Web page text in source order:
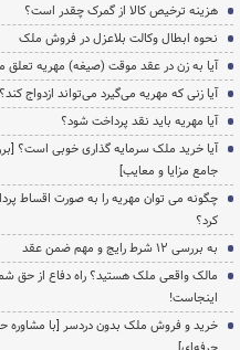
هزینه ترخیص کالا از گمرک چقدر است؟
نحوه ابطال وکالت بلاعزل در فروش ملک
آیا به زن در عقد موقت (صیغه) مهریه تعلق
آیا زنی که مهریه می‌گیرد می‌تواند ازدواج کند؟
آیا مهریه باید نقد پرداخت شود؟
آیا خرید ملک سرمایه‌ گذاری خوبی است؟
جامع مزایا و معایب]
چگونه می توان مهریه را به صورت اقساط
کرد؟
به بررسی ۱۲ شرط رایج و مهم ضمن عقد
مالک واقعی ملک هستید؟ راه دفاع از حق
اینجاست!
خرید و فروش ملک بدون دردسر [با مشاوره